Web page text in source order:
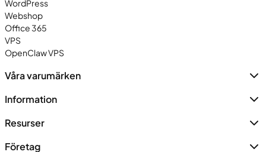
WordPress
Webshop
Office 365
VPS
OpenClaw VPS
Våra varumärken
Information
Resurser
Företag